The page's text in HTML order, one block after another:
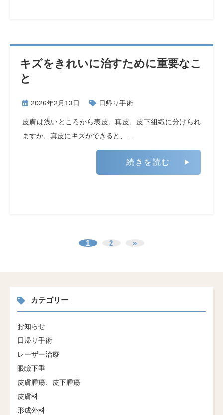
キズをきれいに治すために重要なこ
と
2026年2月13日 日帰り手術
皮膚は浅いところから表皮、真皮、皮下組織に分けられ
ますが、真皮にキズができると、…
続きを読む
1 2 »
カテゴリー
お知らせ
日帰り手術
レーザー治療
眼瞼下垂
皮膚腫瘍、皮下腫瘍
皮膚科
形成外科